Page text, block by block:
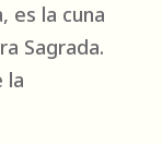
es la cuna
Sagrada.
la